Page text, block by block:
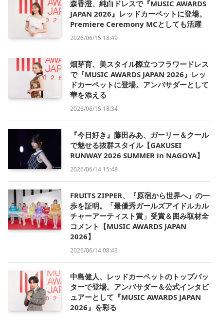
森香澄、純白ドレスで『MUSIC AWARDS
JAPAN 2026』レッドカーペットに登場。
Premiere Ceremony MCとしても活躍
2026/06/15 18:49
畑芽育、美スタイル際立つフラワードレス
で『MUSIC AWARDS JAPAN 2026』レッ
ドカーペットに登場。アンバサダーとして
華を添える
2026/06/15 18:34
『今日好き』藤田みあ、ガーリー＆クール
で魅せる抜群スタイル【GAKUSEI
RUNWAY 2026 SUMMER in NAGOYA】
2026/06/14 15:48
FRUITS ZIPPER、『原宿から世界へ』の一
歩を証明。「最優秀ガールズアイドルカル
チャーアーティスト賞」受賞＆囲み取材全
コメント【MUSIC AWARDS JAPAN
2026】
2026/06/14 08:43
中島健人、レッドカーペットのトップバッ
ターで登場。アンバサダー＆公式インタビ
ュアーとして『MUSIC AWARDS JAPAN
2026』を彩る